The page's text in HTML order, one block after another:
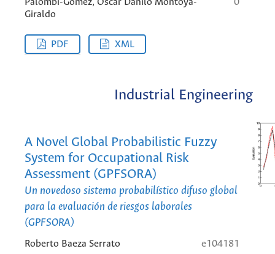
Palombi-Gómez, Oscar Danilo Montoya-
Giraldo
0
PDF XML
Industrial Engineering
A Novel Global Probabilistic Fuzzy
System for Occupational Risk
Assessment (GPFSORA)
Un novedoso sistema probabilístico difuso global
para la evaluación de riesgos laborales
(GPFSORA)
Roberto Baeza Serrato e104181